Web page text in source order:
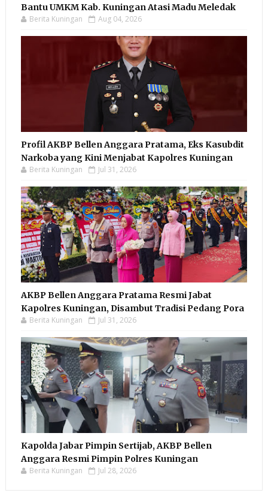
Bantu UMKM Kab. Kuningan Atasi Madu Meledak
Berita Kuningan Aug 04, 2026
Profil AKBP Bellen Anggara Pratama, Eks Kasubdit
Narkoba yang Kini Menjabat Kapolres Kuningan
Berita Kuningan Jul 31, 2026
AKBP Bellen Anggara Pratama Resmi Jabat
Kapolres Kuningan, Disambut Tradisi Pedang Pora
Berita Kuningan Jul 31, 2026
Kapolda Jabar Pimpin Sertijab, AKBP Bellen
Anggara Resmi Pimpin Polres Kuningan
Berita Kuningan Jul 28, 2026